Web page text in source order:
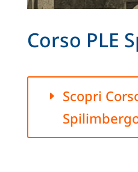
Corso PLE
Scopri